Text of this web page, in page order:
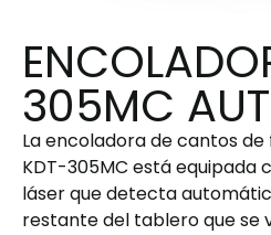
305MC
La encoladora de cantos
KDT-305MC está equipada
láser que detecta
restante del tablero que se